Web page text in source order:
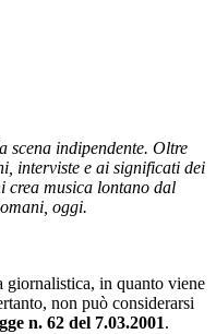
scena indipendente. Oltre
interviste e ai significati dei
crea musica lontano dal
oggi.
giornalistica, in quanto viene
non può considerarsi
n. 62 del 7.03.2001.